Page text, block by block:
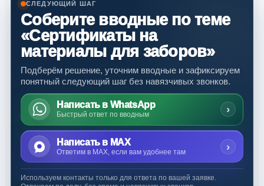
СЛЕДУЮЩИЙ ШАГ
Соберите вводные по теме
«Сертификаты на
материалы для заборов»
Подберём решение, уточним вводные и зафиксируем
понятный следующий шаг без навязчивых звонков.
Написать в WhatsApp
Быстрый ответ по вводным ›
Написать в MAX
Ответим в MAX, если вам удобнее там ›
Используем контакты только для ответа по вашей заявке.